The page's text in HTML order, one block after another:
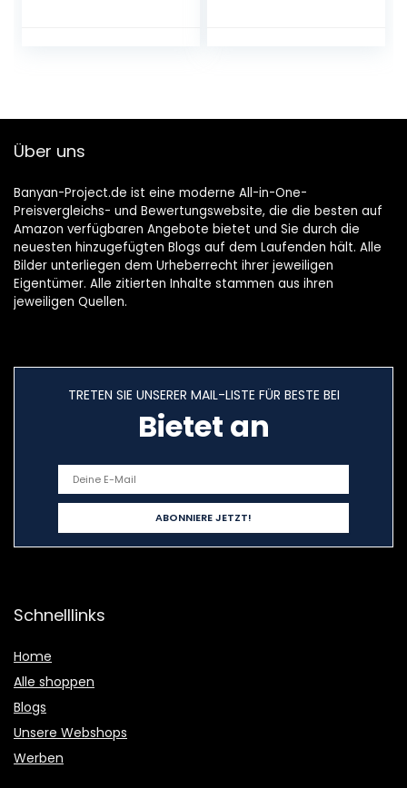
Über uns
Banyan-Project.de ist eine moderne All-in-One-
Preisvergleichs- und Bewertungswebsite, die die besten auf
Amazon verfügbaren Angebote bietet und Sie durch die
neuesten hinzugefügten Blogs auf dem Laufenden hält. Alle
Bilder unterliegen dem Urheberrecht ihrer jeweiligen
Eigentümer. Alle zitierten Inhalte stammen aus ihren
jeweiligen Quellen.
TRETEN SIE UNSERER MAIL-LISTE FÜR BESTE BEI
Bietet an
Schnelllinks
Home
Alle shoppen
Blogs
Unsere Webshops
Werben